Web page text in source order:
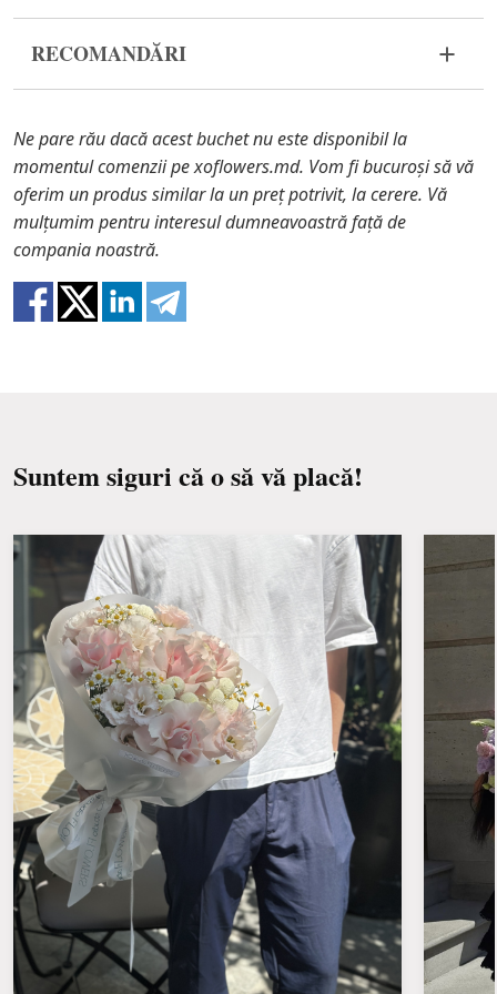
compozitia dvs. nu a ajuns în stare
corespunzătoare, vă rugăm să ne contactați pentru
În cazul în care oricare dintre părțile componente
ale compozitiei nu se mai află în stoc, vă vom oferi
o înlocuire cu un articol similar. De asemenea,
trebuie să știți că florile sunt materiale proaspete,
imagini.
RECOMANDĂRI
Ne pare rău dacă acest buchet nu este disponibil la
momentul comenzii pe xoflowers.md. Vom fi bucuroși să vă
oferim un produs similar la un preț potrivit, la cerere. Vă
mulțumim pentru interesul dumneavoastră față de
compania noastră.
Suntem siguri că o să vă placă!